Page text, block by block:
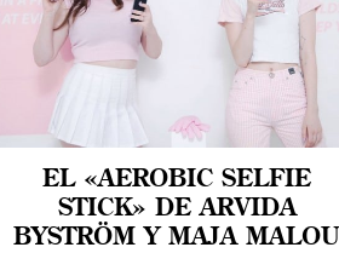
EL «AEROBIC SELFIE
STICK» DE ARVIDA
BYSTRÖM Y MAJA MALOU